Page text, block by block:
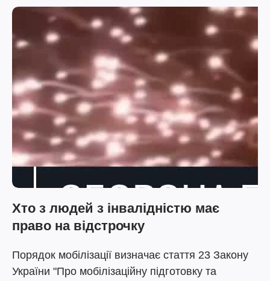
Хто з людей з інвалідністю має
право на відстрочку
Порядок мобілізації визначає стаття 23 Закону
України "Про мобілізаційну підготовку та